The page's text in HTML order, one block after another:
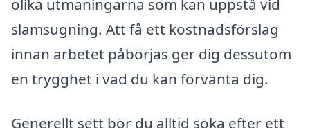
olika utmaningarna som kan uppstå vid
slamsugning. Att få ett kostnadsförslag
innan arbetet påbörjas ger dig dessutom
en trygghet i vad du kan förvänta dig.
Generellt sett bör du alltid söka efter ett